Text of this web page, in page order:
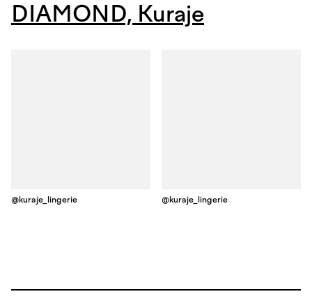
DIAMOND, Kuraje
@kuraje_lingerie @kuraje_lingerie